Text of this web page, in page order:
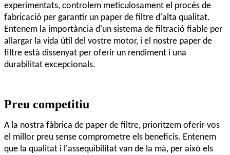
experimentats, controlem meticulosament el procés de
fabricació per garantir un paper de filtre d'alta qualitat.
Entenem la importància d'un sistema de filtració fiable per
allargar la vida útil del vostre motor, i el nostre paper de
filtre està dissenyat per oferir un rendiment i una
durabilitat excepcionals.
Preu competitiu
A la nostra fàbrica de paper de filtre, prioritzem oferir-vos
el millor preu sense comprometre els beneficis. Entenem
que la qualitat i l'assequibilitat van de la mà, per això els